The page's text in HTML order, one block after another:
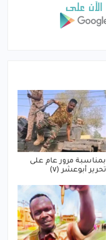
بمناسبة مرور عام على
تحرير أبوعشر (٧)